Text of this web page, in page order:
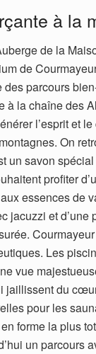
à la
de la
de
parcours
la chaîne des
l’esprit et
On
un savon
profiter
essences de
jacuzzi et
Les
vue
jaillissent du
pour les
forme la plus
un parcours